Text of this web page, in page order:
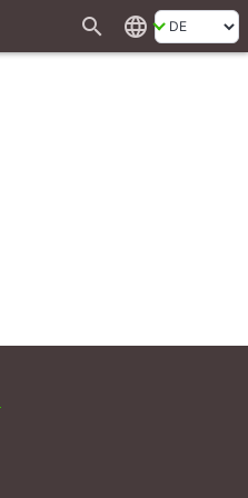
search language